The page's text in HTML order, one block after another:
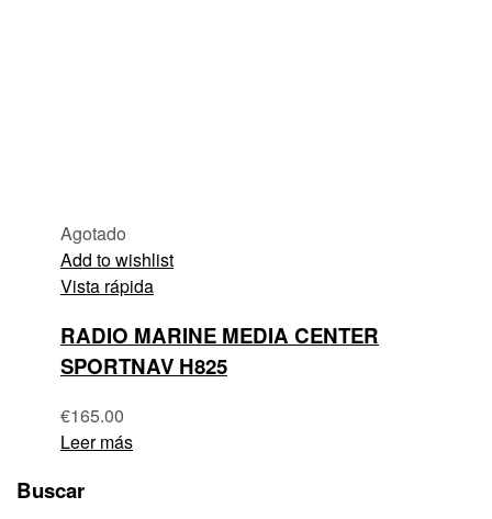
Agotado
Add to wishlist
Vista rápida
RADIO MARINE MEDIA CENTER
SPORTNAV H825
€165.00
Leer más
Buscar